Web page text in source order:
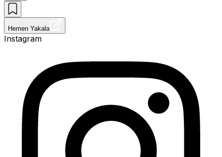
Hemen Yakala
Instagram